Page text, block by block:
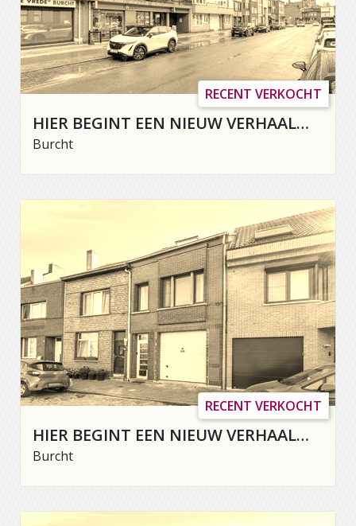
HIER BEGINT EEN NIEUW VERHAAL…
Burcht
RECENT VERKOCHT
HIER BEGINT EEN NIEUW VERHAAL…
Burcht
RECENT VERKOCHT